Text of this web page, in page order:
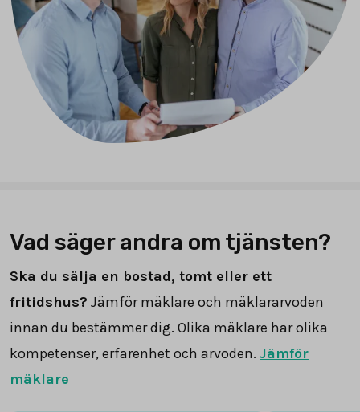
Vad säger andra om tjänsten?
Ska du sälja en bostad, tomt eller ett
fritidshus? Jämför mäklare och mäklararvoden
innan du bestämmer dig. Olika mäklare har olika
kompetenser, erfarenhet och arvoden. Jämför
mäklare